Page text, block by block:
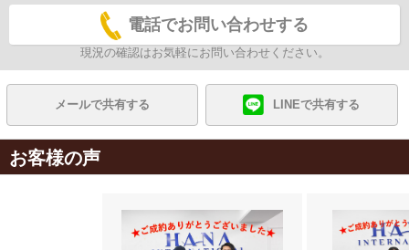
電話でお問い合わせする
現況の確認はお気軽にお問い合わせください。
メールで共有する LINEで共有する
お客様の声